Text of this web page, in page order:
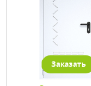
Заказать